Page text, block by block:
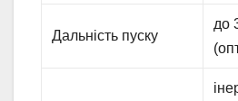
Дальність пуску
до